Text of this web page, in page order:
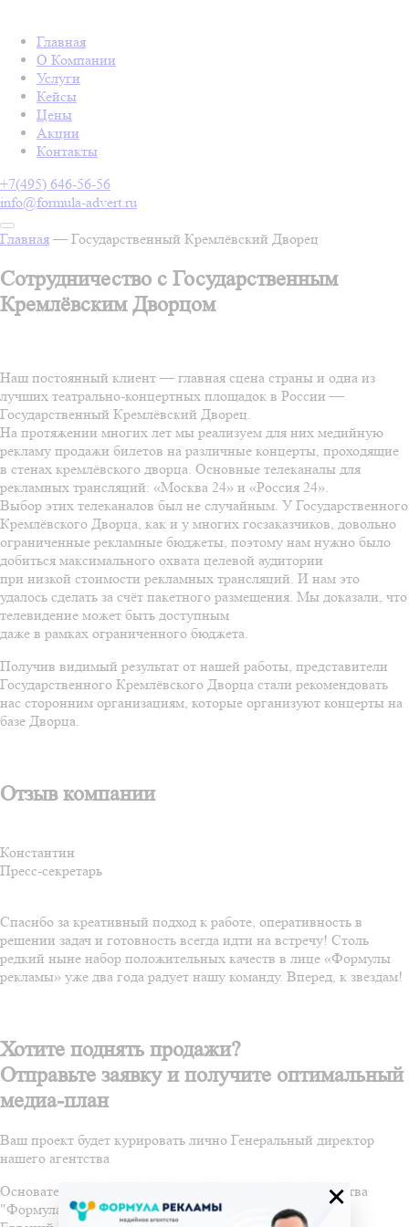
Главная
О Компании
Услуги
Кейсы
Цены
Акции
Контакты
+7(495) 646-56-56
info@formula-advert.ru
Главная — Государственный Кремлёвский Дворец
Сотрудничество c Государственным
Кремлёвским Дворцом
Наш постоянный клиент — главная сцена страны и одна из
лучших театрально-концертных площадок в России —
Государственный Кремлёвский Дворец.
На протяжении многих лет мы реализуем для них медийную
рекламу продажи билетов на различные концерты, проходящие
в стенах кремлёвского дворца. Основные телеканалы для
рекламных трансляций: «Москва 24» и «Россия 24».
Выбор этих телеканалов был не случайным. У Государственного
Кремлёвского Дворца, как и у многих госзаказчиков, довольно
ограниченные рекламные бюджеты, поэтому нам нужно было
добиться максимального охвата целевой аудитории
при низкой стоимости рекламных трансляций. И нам это
удалось сделать за счёт пакетного размещения. Мы доказали, что
телевидение может быть доступным
даже в рамках ограниченного бюджета.
Получив видимый результат от нашей работы, представители
Государственного Кремлёвского Дворца стали рекомендовать
нас сторонним организациям, которые организуют концерты на
базе Дворца.
Отзыв компании
Константин
Пресс-секретарь
Спасибо за креативный подход к работе, оперативность в
решении задач и готовность всегда идти на встречу! Столь
редкий ныне набор положительных качеств в лице «Формулы
рекламы» уже два года радует нашу команду. Вперед, к звездам!
Хотите поднять продажи?
Отправьте заявку и получите оптимальный
медиа-план
Ваш проект будет курировать лично Генеральный директор
нашего агентства
Основатель и Генеральный директор медийного агентства
"Формула Рекламы"
×